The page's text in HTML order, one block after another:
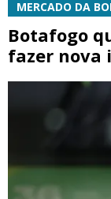
MERCADO DA
Botafogo
fazer nova